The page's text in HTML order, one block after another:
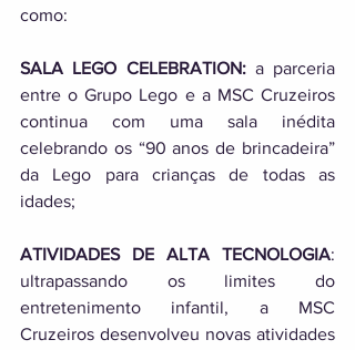
como:
SALA LEGO CELEBRATION: a parceria
entre o Grupo Lego e a MSC Cruzeiros
continua com uma sala inédita
celebrando os “90 anos de brincadeira”
da Lego para crianças de todas as
idades;
ATIVIDADES DE ALTA TECNOLOGIA:
ultrapassando os limites do
entretenimento infantil, a MSC
Cruzeiros desenvolveu novas atividades